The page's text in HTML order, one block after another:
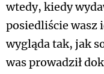
wtedy, kiedy
posiedliście wasz
wygląda tak, jak
was prowadził